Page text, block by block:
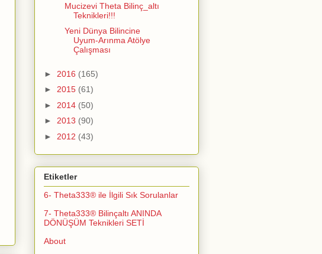
Mucizevi Theta Bilinç_altı
Teknikleri!!!
Yeni Dünya Bilincine
Uyum-Arınma Atölye
Çalışması
► 2016 (165)
► 2015 (61)
► 2014 (50)
► 2013 (90)
► 2012 (43)
Etiketler
6- Theta333® ile İlgili Sık Sorulanlar
7- Theta333® Bilinçaltı ANINDA
DÖNÜŞÜM Teknikleri SETİ
About